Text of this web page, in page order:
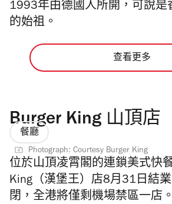
1993年由德國人所開，可說是
的始祖。
查看更多
Burger King 山頂店
餐廳
Photograph: Courtesy Burger King
位於山頂凌霄閣的連鎖美式快
King（漢堡王）店8月31日結
閉，全港將僅剩機場禁區一店。